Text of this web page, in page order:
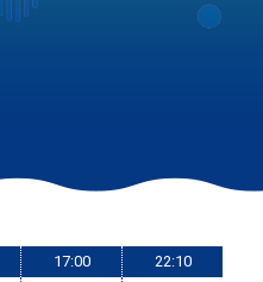
17:00 22:10